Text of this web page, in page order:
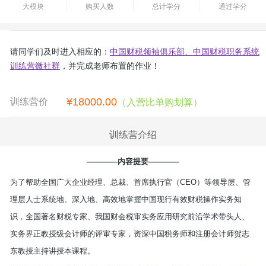
大模块 购买人数 总计学分 通过学分
请同学们及时进入相应的： 中国财税领袖俱乐部、中国财税职务系统
训练营微社群，并完成老师布置的作业！
训练营价 ¥18000.00（入营比单购划算）
训练营介绍
————内容提要————
为了帮助全国广大企业经理、总裁、首席执行官（CEO）等领导层、管
理层人士系统地、深入地、高效地掌握中国现行有效财税操作实务知
识，全国著名财税专家、我国财会税审实务应用研究前沿学术带头人、
实务界正教授级会计师的评审专家，资深中国税务师和注册会计师贺志
东教授主持讲授本课程。